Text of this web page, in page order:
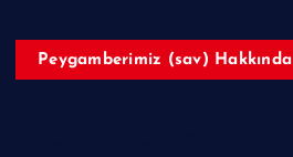
Peygamberimiz (sav) Hakkında